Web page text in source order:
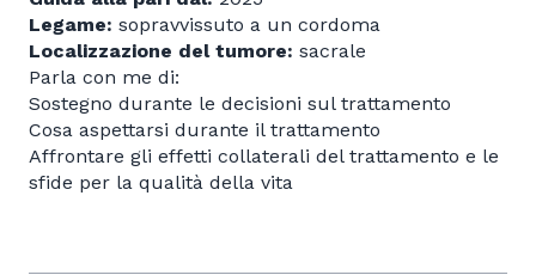
Legame: sopravvissuto a un cordoma
Localizzazione del tumore: sacrale
Parla con me di:
Sostegno durante le decisioni sul trattamento
Cosa aspettarsi durante il trattamento
Affrontare gli effetti collaterali del trattamento e le
sfide per la qualità della vita